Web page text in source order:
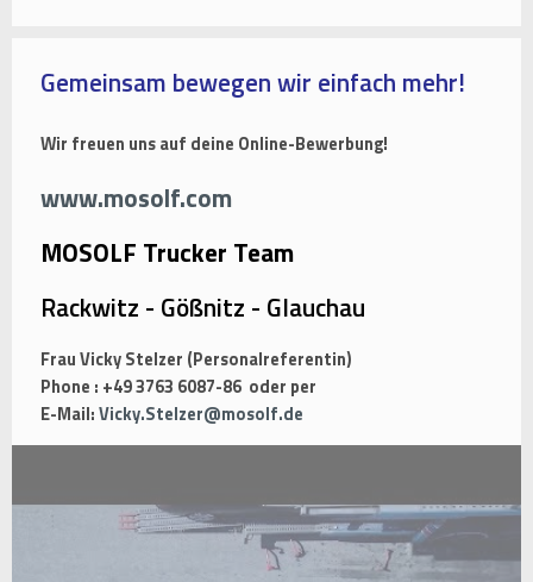
Gemeinsam bewegen wir einfach mehr!
Wir freuen uns auf deine Online-Bewerbung!
www.mosolf.com
MOSOLF Trucker Team
Rackwitz - Gößnitz - Glauchau
Frau Vicky Stelzer (Personalreferentin)
Phone : +49 3763 6087-86 oder per
E-Mail:Vicky.Stelzer@mosolf.de